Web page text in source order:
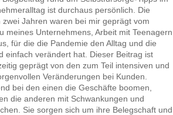
ist durchaus persönlich. Die
zwei Jahren waren bei mir geprägt vom
meines Unternehmens, Arbeit mit Teenagern
für die die Pandemie den Alltag und die
einfach verändert hat. Dieser Beitrag ist
geprägt von den zum Teil intensiven und
Veränderungen bei Kunden.
bei den einen die Geschäfte boomen,
die anderen mit Schwankungen und
Sie sorgen sich um ihre Belegschaft und